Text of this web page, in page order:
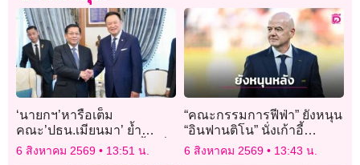
‘นายกฯ’หารือเต็ม
คณะ’ปธน.เมียนมา’ ย้ำ
มิตรภาพและความไว้เนื้อเชื่อ
6 สิงหาคม 2569 13:51 น.
“คณะกรรมการฟีฟ่า” ยังหนุน
“อินฟานติโน” นั่งเก้าอี้
ประธานต่อไป แม้โดนเล่น
6 สิงหาคม 2569 13:43 น.